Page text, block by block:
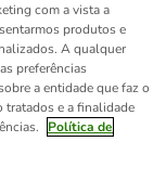
com a vista a
produtos e
A qualquer
preferências
a entidade que faz o
tratados e a finalidade
Política de